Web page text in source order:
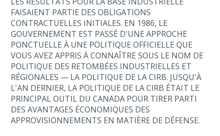
FAISAIENT PARTIE DES OBLIGATIONS
CONTRACTUELLES INITIALES. EN 1986, LE
GOUVERNEMENT EST PASSÉ D'UNE APPROCHE
PONCTUELLE À UNE POLITIQUE OFFICIELLE QUE
VOUS AVEZ APPRIS À CONNAÎTRE SOUS LE NOM DE
POLITIQUE DES RETOMBÉES INDUSTRIELLES ET
RÉGIONALES — LA POLITIQUE DE LA CIRB. JUSQU'À
L'AN DERNIER, LA POLITIQUE DE LA CIRB ÉTAIT LE
PRINCIPAL OUTIL DU CANADA POUR TIRER PARTI
DES AVANTAGES ÉCONOMIQUES DES
APPROVISIONNEMENTS EN MATIÈRE DE DÉFENSE.